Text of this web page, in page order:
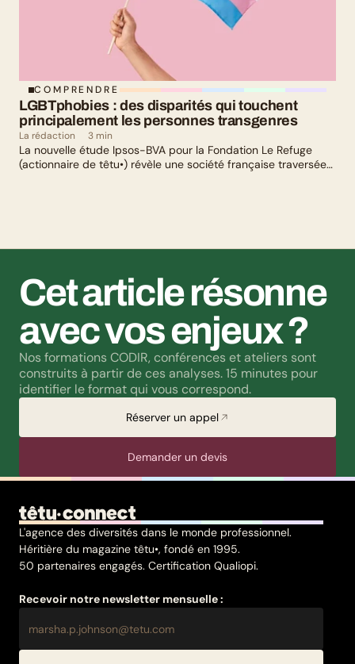
COMPRENDRE
LGBTphobies : des disparités qui touchent
principalement les personnes transgenres
La rédaction 3 min
La nouvelle étude Ipsos-BVA pour la Fondation Le Refuge
(actionnaire de têtu•) révèle une société française traversée
Cet article résonne
avec vos enjeux ?
Nos formations CODIR, conférences et ateliers sont
construits à partir de ces analyses. 15 minutes pour
identifier le format qui vous correspond.
Réserver un appel
Demander un devis
L'agence des diversités dans le monde professionnel.
Héritière du magazine têtu•, fondé en 1995.
50 partenaires engagés. Certification Qualiopi.
Recevoir notre newsletter mensuelle :